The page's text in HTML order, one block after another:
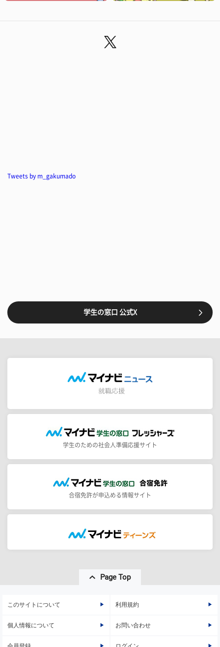
Tweets by m_gakumado
学生の窓口 公式X
学生のための社会人準備応援サイト
合宿免許が申込める情報サイト
Page Top
このサイトについて 利用規約
個人情報について お問い合わせ